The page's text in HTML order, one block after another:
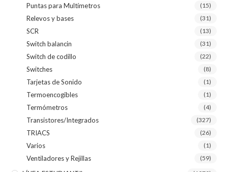
Puntas para Multímetros (15)
Relevos y bases (31)
SCR (13)
Switch balancin (31)
Switch de codillo (22)
Switches (8)
Tarjetas de Sonido (1)
Termoencogibles (1)
Termómetros (4)
Transistores/Integrados (327)
TRIACS (26)
Varios (1)
Ventiladores y Rejillas (59)